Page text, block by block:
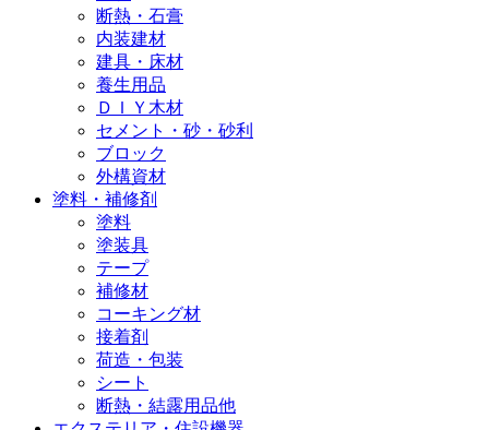
断熱・石膏
内装建材
建具・床材
養生用品
ＤＩＹ木材
セメント・砂・砂利
ブロック
外構資材
塗料・補修剤
塗料
塗装具
テープ
補修材
コーキング材
接着剤
荷造・包装
シート
断熱・結露用品他